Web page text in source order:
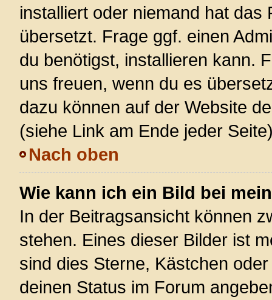
installiert oder niemand hat
übersetzt. Frage ggf. einen
du benötigst, installieren kann.
uns freuen, wenn du es
dazu können auf der Website
(siehe Link am Ende jeder
Nach oben
Wie kann ich ein Bild bei
In der Beitragsansicht können
stehen. Eines dieser Bilder ist
sind dies Sterne, Kästchen
deinen Status im Forum